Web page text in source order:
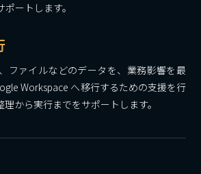
ートします。
ファイルなどのデータを、業務影響を最
Workspace へ移行するための支援を行
から実行までをサポートします。